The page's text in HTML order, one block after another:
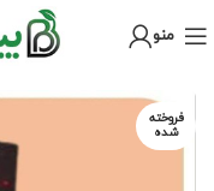
منو
فروخته
شده